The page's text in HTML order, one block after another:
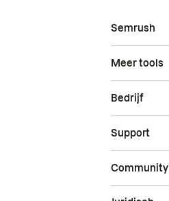
Semrush
Meer tools
Bedrijf
Support
Community